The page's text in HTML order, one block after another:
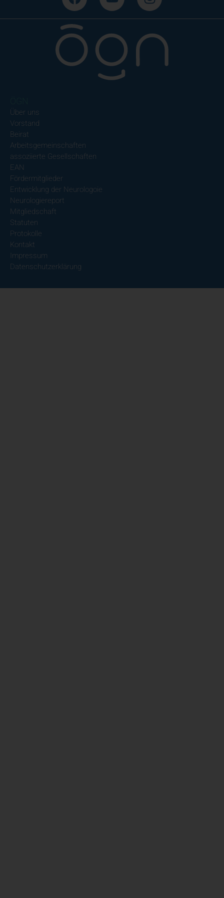
Über uns
Vorstand
Beirat
Arbeitsgemeinschaften
assoziierte Gesellschaften
EAN
Fördermitglieder
Entwicklung der Neurologoie
Neurologiereport
Mitgliedschaft
Statuten
Protokolle
Kontakt
Impressum
Datenschutzerklärung